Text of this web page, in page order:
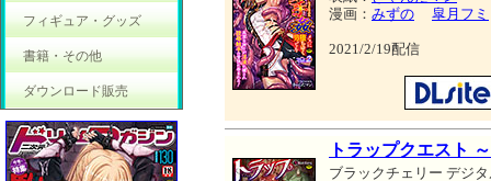
フィギュア・グッズ
書籍・その他
ダウンロード販売
漫画： みずの 皐月フミ
2021/2/19配信
トラップクエスト
ブラックチェリー デジ